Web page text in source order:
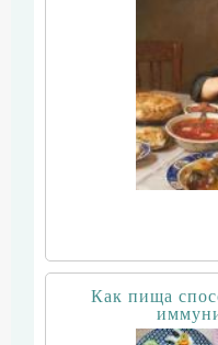
Как пища